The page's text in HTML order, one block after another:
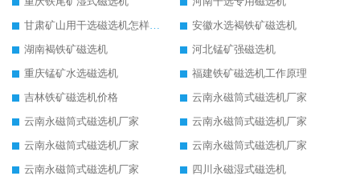
甘肃矿山用干选磁选机怎样调磁
安徽水选褐铁矿磁选机
湖南褐铁矿磁选机
河北锰矿强磁选机
重庆锰矿水选磁选机
福建铁矿磁选机工作原理
吉林铁矿磁选机价格
云南永磁筒式磁选机厂家
云南永磁筒式磁选机厂家
云南永磁筒式磁选机厂家
云南永磁筒式磁选机厂家
云南永磁筒式磁选机厂家
云南永磁筒式磁选机厂家
四川永磁湿式磁选机